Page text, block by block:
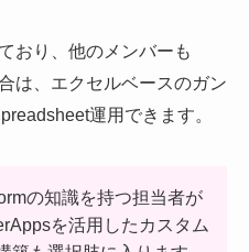
おり、他のメンバーも
は、エクセルベースのガン
運用できます。
の知識を持つ担当者が
を活用したカスタム